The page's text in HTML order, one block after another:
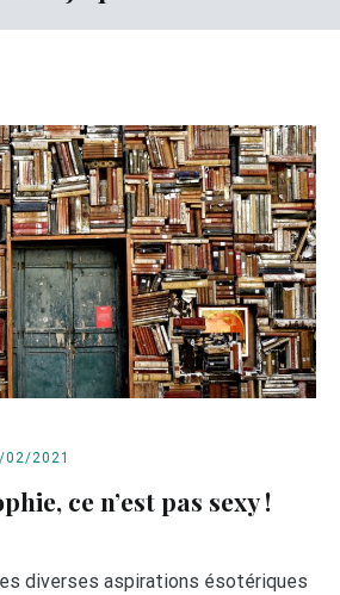
02/2021
ce n’est pas sexy !
diverses aspirations ésotériques